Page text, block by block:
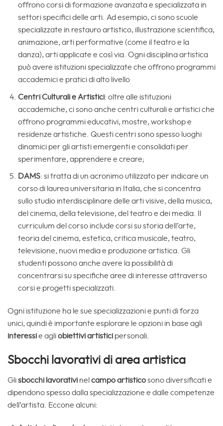
offrono corsi di formazione avanzata e specializzata in
settori specifici delle arti. Ad esempio, ci sono scuole
specializzate in restauro artistico, illustrazione scientifica,
animazione, arti performative (come il teatro e la
danza), arti applicate e così via. Ogni disciplina artistica
può avere istituzioni specializzate che offrono programmi
accademici e pratici di alto livello
Centri Culturali e Artistici: oltre alle istituzioni
accademiche, ci sono anche centri culturali e artistici che
offrono programmi educativi, mostre, workshop e
residenze artistiche. Questi centri sono spesso luoghi
dinamici per gli artisti emergenti e consolidati per
sperimentare, apprendere e creare;
DAMS: si tratta di un acronimo utilizzato per indicare un
corso di laurea universitaria in Italia, che si concentra
sullo studio interdisciplinare delle arti visive, della musica,
del cinema, della televisione, del teatro e dei media. Il
curriculum del corso include corsi su storia dell’arte,
teoria del cinema, estetica, critica musicale, teatro,
televisione, nuovi media e produzione artistica. Gli
studenti possono anche avere la possibilità di
concentrarsi su specifiche aree di interesse attraverso
corsi e progetti specializzati.
Ogni istituzione ha le sue specializzazioni e punti di forza
unici, quindi è importante esplorare le opzioni in base agli
interessie agliobiettivi artistici personali.
Sbocchi lavorativi di area artistica
Glisbocchi lavorativi nel campo artisticosono diversificati e
dipendono spesso dalla specializzazione e dalle competenze
dell’artista. Eccone alcuni: